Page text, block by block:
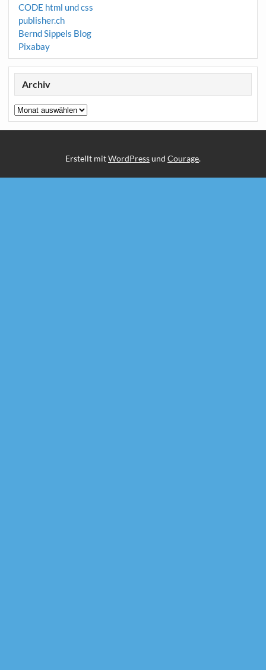
CODE html und css
publisher.ch
Bernd Sippels Blog
Pixabay
Archiv
Archiv
Erstellt mitWordPressund Courage.